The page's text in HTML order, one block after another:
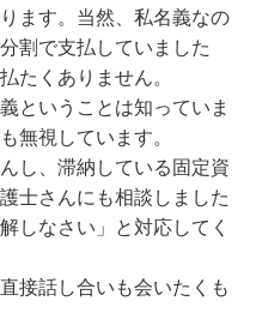
ます。当然、私名義なの
割で支払していました
たくありません。
ということは知っていま
無視しています。
し、滞納している固定資
士さんにも相談しました
しなさい」と対応してく
接話し合いも会いたくも